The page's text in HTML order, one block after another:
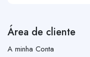
Área de cliente
A minha Conta